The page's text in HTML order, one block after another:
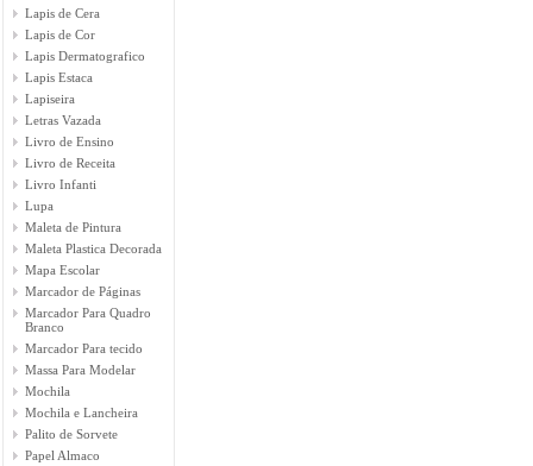
Lapis de Cera
Lapis de Cor
Lapis Dermatografico
Lapis Estaca
Lapiseira
Letras Vazada
Livro de Ensino
Livro de Receita
Livro Infanti
Lupa
Maleta de Pintura
Maleta Plastica Decorada
Mapa Escolar
Marcador de Páginas
Marcador Para Quadro
Branco
Marcador Para tecido
Massa Para Modelar
Mochila
Mochila e Lancheira
Palito de Sorvete
Papel Almaco